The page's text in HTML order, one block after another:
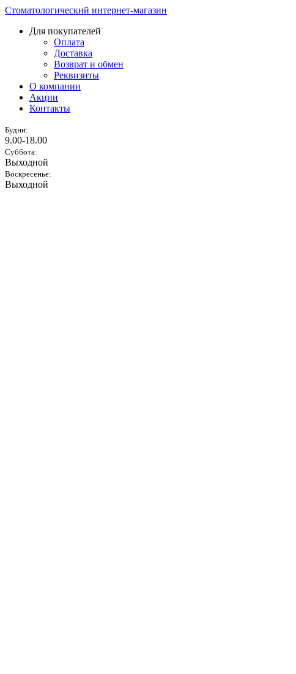
Стоматологический интернет-магазин
Для покупателей
Оплата
Доставка
Возврат и обмен
Реквизиты
О компании
Акции
Контакты
Будни:
9.00-18.00
Суббота:
Выходной
Воскресенье:
Выходной